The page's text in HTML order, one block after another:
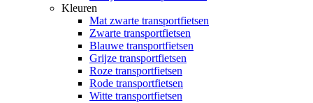
Kleuren
Mat zwarte transportfietsen
Zwarte transportfietsen
Blauwe transportfietsen
Grijze transportfietsen
Roze transportfietsen
Rode transportfietsen
Witte transportfietsen